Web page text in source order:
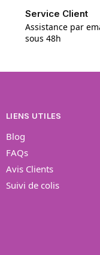
Service Client
Assistance par
sous 48h
LIENS UTILES
Blog
FAQs
Avis Clients
Suivi de colis